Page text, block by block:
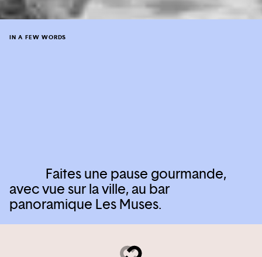
IN A FEW WORDS
Faites une pause gourmande,
avec vue sur la ville, au bar
panoramique Les Muses.